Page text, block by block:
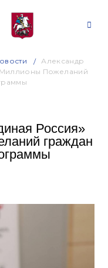
Александр
Пожеланий
Россия»
граждан